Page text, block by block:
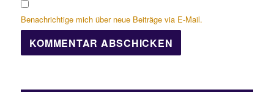
Benachrichtige mich über neue Beiträge via E-Mail.